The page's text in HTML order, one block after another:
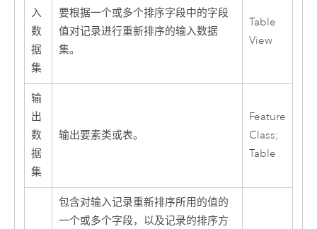
入
数
据
集
要根据一个或多个排序字段中的字段
值对记录进行重新排序的输入数据
集。
Table
View
输
出
数
据
集
输出要素类或表。
Feature
Class;
Table
包含对输入记录重新排序所用的值的
一个或多个字段，以及记录的排序方